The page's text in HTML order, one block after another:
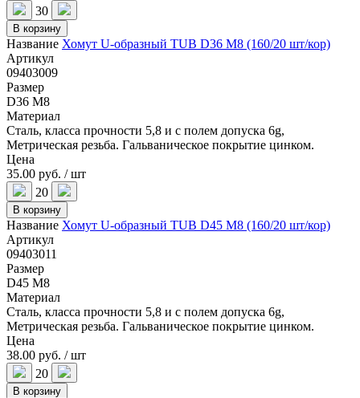
30
В корзину
Название Хомут U-образный TUB D36 M8 (160/20 шт/кор)
Артикул
09403009
Размер
D36 M8
Материал
Сталь, класса прочности 5,8 и с полем допуска 6g,
Метрическая резьба. Гальваническое покрытие цинком.
Цена
35.00 руб. / шт
20
В корзину
Название Хомут U-образный TUB D45 M8 (160/20 шт/кор)
Артикул
09403011
Размер
D45 M8
Материал
Сталь, класса прочности 5,8 и с полем допуска 6g,
Метрическая резьба. Гальваническое покрытие цинком.
Цена
38.00 руб. / шт
20
В корзину